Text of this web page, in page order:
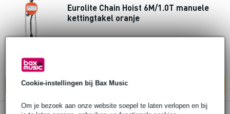
Cookie-instellingen bij Bax Music
Om je bezoek aan onze website soepel te laten verlopen en bij
Eurolite Chain Hoist 6M/1.0T manuele
kettingtakel oranje
In mijn winkelwagen